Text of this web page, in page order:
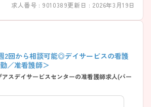
求人番号 : 9010389更新日 : 2026年3月19日
2回から相談可能◎デイサービスの看護
／准看護師＞
スデイサービスセンターの准看護師求人(パー